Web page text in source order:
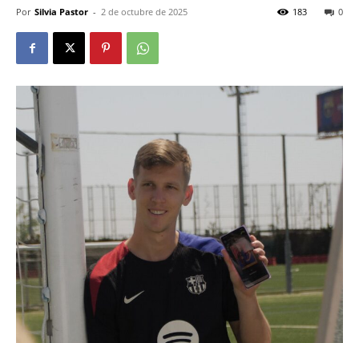
Por Silvia Pastor - 2 de octubre de 2025 0
183